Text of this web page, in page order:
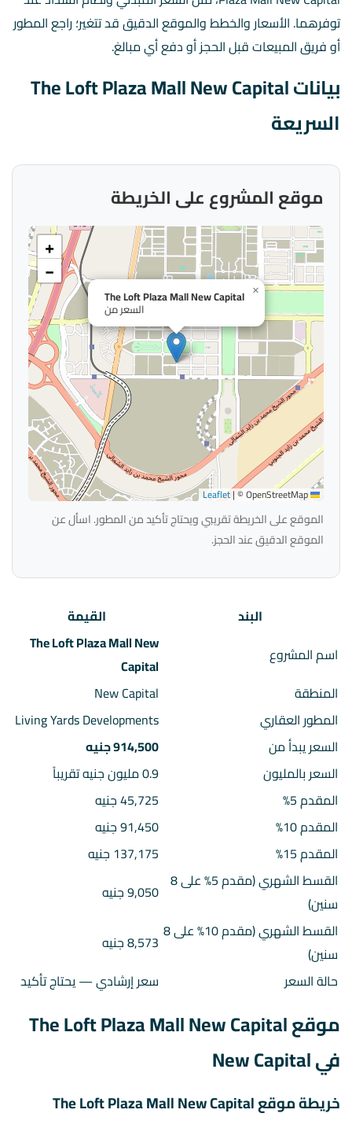
توفرهما. الأسعار والخطط والموقع الدقيق قد تتغير؛ راجع المطور
أو فريق المبيعات قبل الحجز أو دفع أي مبالغ.
بيانات The Loft Plaza Mall New Capital
السريعة
موقع المشروع على الخريطة
The Loft Plaza Mall New Capital
السعر من
×
+
−
Leaflet
|© OpenStreetMap
الموقع على الخريطة تقريبي ويحتاج تأكيد من المطور. اسأل عن
الموقع الدقيق عند الحجز.
البند
القيمة
اسم المشروع
The Loft Plaza Mall New
Capital
المنطقة
New Capital
المطور العقاري
Living Yards Developments
السعر يبدأ من
914,500 جنيه
السعر بالمليون
0.9 مليون جنيه تقريباً
المقدم 5%
45,725 جنيه
المقدم 10%
91,450 جنيه
المقدم 15%
137,175 جنيه
القسط الشهري (مقدم 5% على 8
سنين)
9,050 جنيه
القسط الشهري (مقدم 10% على 8
سنين)
8,573 جنيه
حالة السعر
سعر إرشادي — يحتاج تأكيد
موقع The Loft Plaza Mall New Capital
في New Capital
خريطة موقع The Loft Plaza Mall New Capital